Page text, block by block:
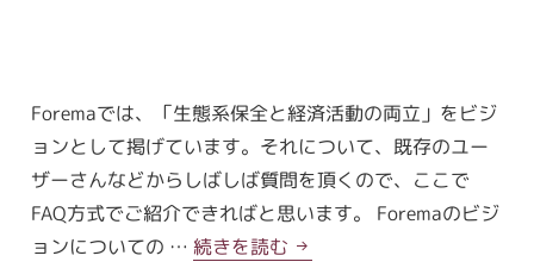
Foremaでは、「生態系保全と経済活動の両立」をビジ
ョンとして掲げています。それについて、既存のユー
ザーさんなどからしばしば質問を頂くので、ここで
FAQ方式でご紹介できればと思います。 Foremaのビジ
ョンについての …続きを読む